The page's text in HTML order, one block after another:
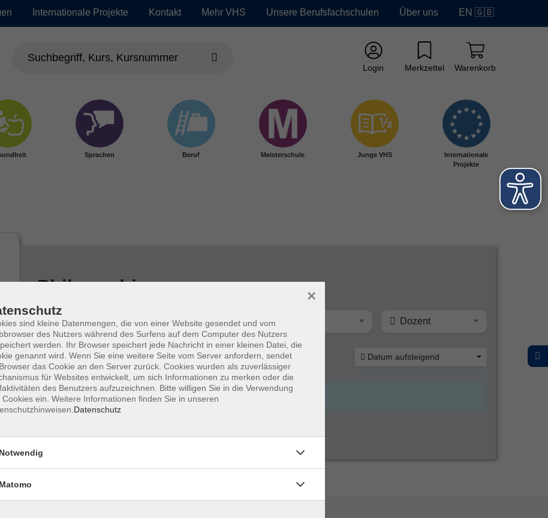
Internationale Projekte Kontakt Mehr VHS Unsere Berufsfachschulen Über uns EN 🇬🇧
Login Merkzettel Warenkorb
Sprachen Beruf Meisterschule Junge VHS
Internationale
Projekte
Philosophie
Wochentage Tageszeit Dozent
nur buchbare nur beginnende Datum aufsteigend
Keine passenden Kurse gefunden.
sind kleine Datenmengen, die von einer Website gesendet und vom
des Nutzers während des Surfens auf dem Computer des Nutzers
werden. Ihr Browser speichert jede Nachricht in einer kleinen Datei, die
genannt wird. Wenn Sie eine weitere Seite vom Server anfordern, sendet
das Cookie an den Server zurück. Cookies wurden als zuverlässiger
für Websites entwickelt, um sich Informationen zu merken oder die
des Benutzers aufzuzeichnen. Bitte willigen Sie in die Verwendung
Cookies ein. Weitere Informationen finden Sie in unseren
Datenschutz
×
Notwendig
Matomo